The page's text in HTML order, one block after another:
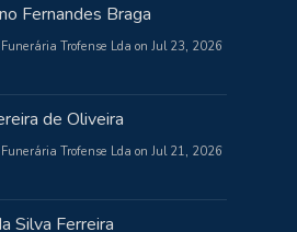
Fernandes Braga
Trofense Lda on Jul 23, 2026
de Oliveira
Trofense Lda on Jul 21, 2026
Silva Ferreira